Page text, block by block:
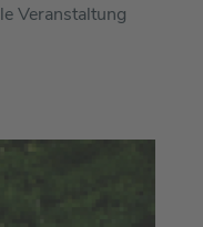
Veranstaltung